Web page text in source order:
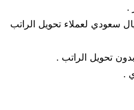
شهري يبدأ من 7.000 ريال سعودي لعملاء تحويل الراتب
.